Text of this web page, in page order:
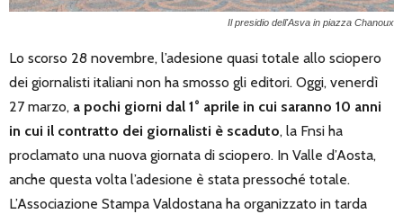
Il presidio dell'Asva in piazza Chanoux
Lo scorso 28 novembre, l’adesione quasi totale allo sciopero
dei giornalisti italiani non ha smosso gli editori. Oggi, venerdì
27 marzo, a pochi giorni dal 1° aprile in cui saranno 10 anni
in cui il contratto dei giornalisti è scaduto, la Fnsi ha
proclamato una nuova giornata di sciopero. In Valle d’Aosta,
anche questa volta l’adesione è stata pressoché totale.
L’Associazione Stampa Valdostana ha organizzato in tarda